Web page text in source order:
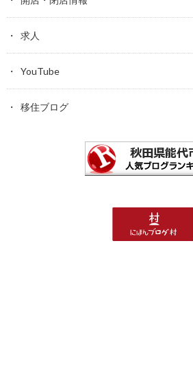
求人
YouTube
移住ブログ